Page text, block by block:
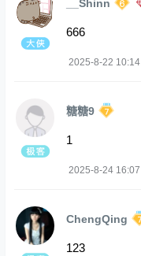
__Shinn
666
2025-8-22 10:14
糖糖9
1
2025-8-24 16:07
ChengQing
123